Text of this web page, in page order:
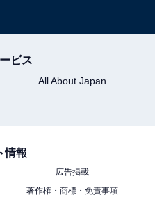
、ネット通販大手は軒並
。
もはや生き残れない
ていた最大手企業でのト
る事の深刻さを如実に物
大手のJフロントリテイリ
ビス
All About Japan
情報
広告掲載
著作権・商標・免責事項